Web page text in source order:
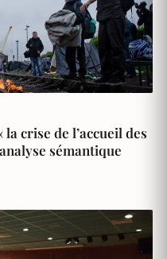
crise de l’accueil des
sémantique